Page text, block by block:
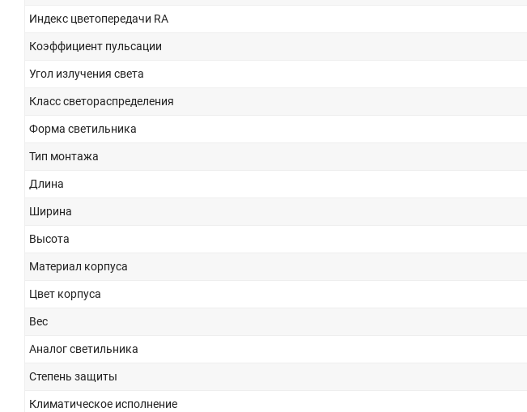
Индекс цветопередачи RA
Коэффициент пульсации
Угол излучения света
Класс светораспределения
Форма светильника
Тип монтажа
Длина
Ширина
Высота
Материал корпуса
Цвет корпуса
Вес
Аналог светильника
Степень защиты
Климатическое исполнение